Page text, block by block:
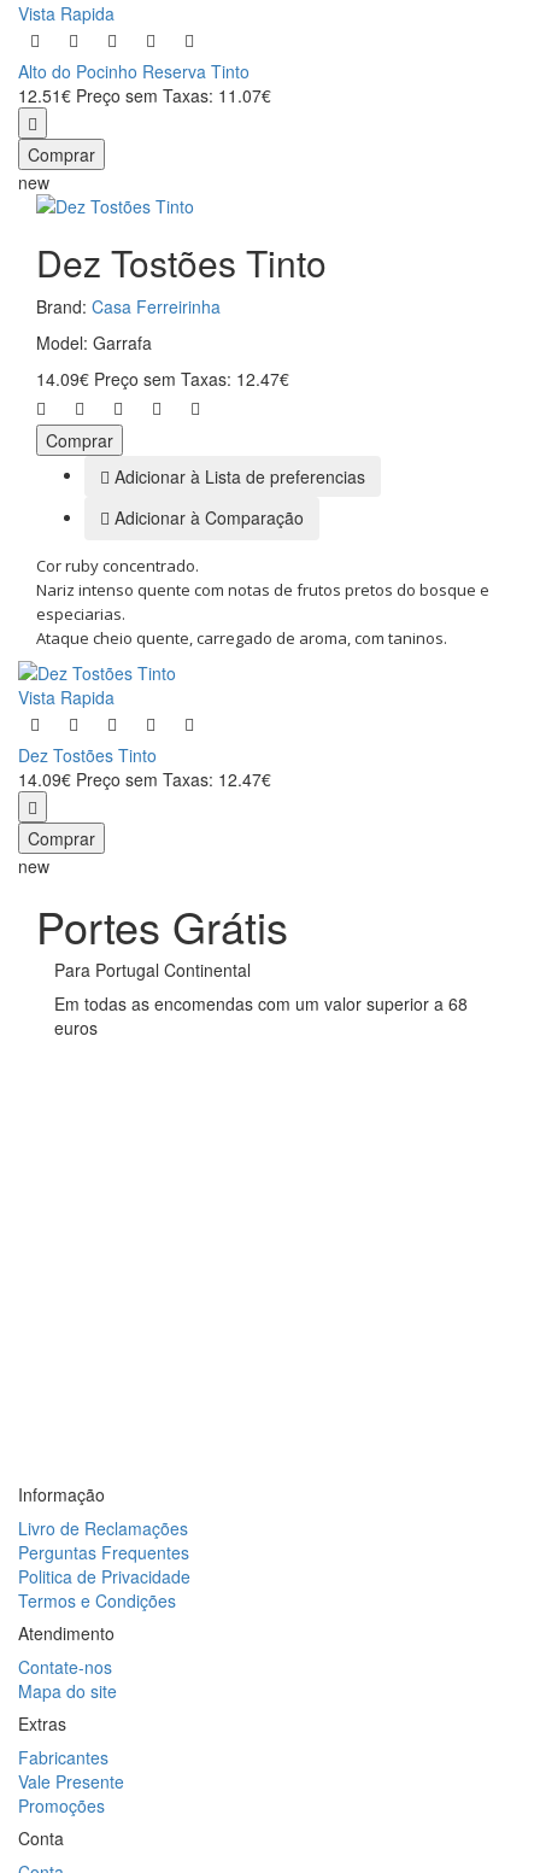
Vista Rapida
Alto do Pocinho Reserva Tinto
12.51€ Preço sem Taxas: 11.07€
Comprar
new
Dez Tostões Tinto
Brand: Casa Ferreirinha
Model: Garrafa
14.09€ Preço sem Taxas: 12.47€
Comprar
Adicionar à Lista de preferencias
Adicionar à Comparação
Cor ruby concentrado.
Nariz intenso quente com notas de frutos pretos do bosque e
especiarias.
Ataque cheio quente, carregado de aroma, com taninos.
Vista Rapida
Dez Tostões Tinto
14.09€ Preço sem Taxas: 12.47€
Comprar
new
Portes Grátis
Para Portugal Continental
Em todas as encomendas com um valor superior a 68
euros
Informação
Livro de Reclamações
Perguntas Frequentes
Politica de Privacidade
Termos e Condições
Atendimento
Contate-nos
Mapa do site
Extras
Fabricantes
Vale Presente
Promoções
Conta